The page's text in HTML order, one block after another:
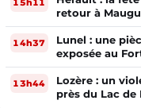
retour à
14h37
Lunel : une
exposée au
13h44
Lozère : un
près du Lac de